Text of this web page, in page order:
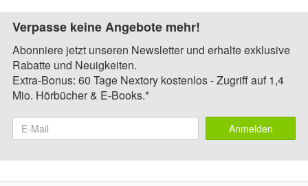
Verpasse keine Angebote mehr!
Abonniere jetzt unseren Newsletter und erhalte exklusive
Rabatte und Neuigkeiten.
Extra-Bonus: 60 Tage Nextory kostenlos - Zugriff auf 1,4
Mio. Hörbücher & E-Books.*
Anmelden